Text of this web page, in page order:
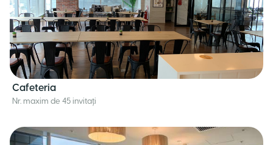
Cafeteria
Nr. maxim de 45 invitați